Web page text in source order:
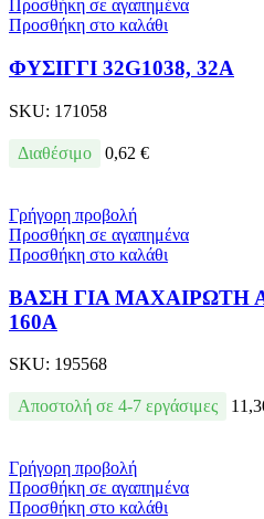
Προσθήκη σε αγαπημένα
Προσθήκη στο καλάθι
ΦΥΣΙΓΓΙ 32G1038, 32A
SKU: 171058
Διαθέσιμο 0,62 €
Γρήγορη προβολή
Προσθήκη σε αγαπημένα
Προσθήκη στο καλάθι
ΒΑΣΗ ΓΙΑ ΜΑΧΑΙΡΩΤΗ
160А
SKU: 195568
Αποστολή σε 4-7 εργάσιμες
Γρήγορη προβολή
Προσθήκη σε αγαπημένα
Προσθήκη στο καλάθι